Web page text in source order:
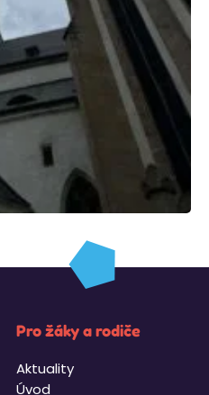
Pro žáky a rodiče
Aktuality
Úvod